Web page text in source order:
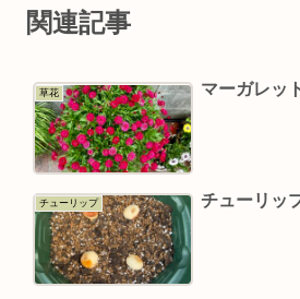
関連記事
草花 マーガレッ
チューリップ チューリッ